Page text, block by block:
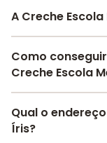
A Creche
A Creche Escola
pais, alunos e
A escola
da comunidade
Como
Creche Escola
O Melhor Escola
Escola Meu Arco
Qual o
Íris?